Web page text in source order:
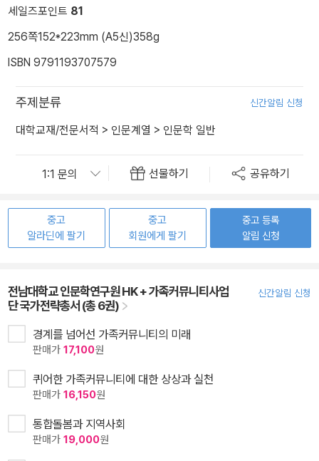
세일즈포인트 81
256쪽152*223mm (A5신)358g
ISBN 9791193707579
주제분류 신간알림 신청
대학교재/전문서적 > 인문계열 > 인문학 일반
선물하기 공유하기
중고
알라딘에 팔기
중고
회원에게 팔기
중고 등록
알림 신청
전남대학교 인문학연구원 HK + 가족커뮤니티사업
단 국가전략총서 (총 6권)
신간알림 신청
경계를 넘어선 가족커뮤니티의 미래
판매가 17,100원
퀴어한 가족커뮤니티에 대한 상상과 실천
판매가 16,150원
통합돌봄과 지역사회
판매가 19,000원